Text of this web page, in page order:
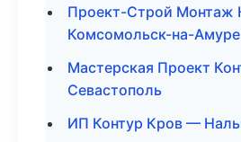
Проект-Строй Монтаж
Комсомольск-на-Амуре
Мастерская Проект
Севастополь
ИП Контур Кров —